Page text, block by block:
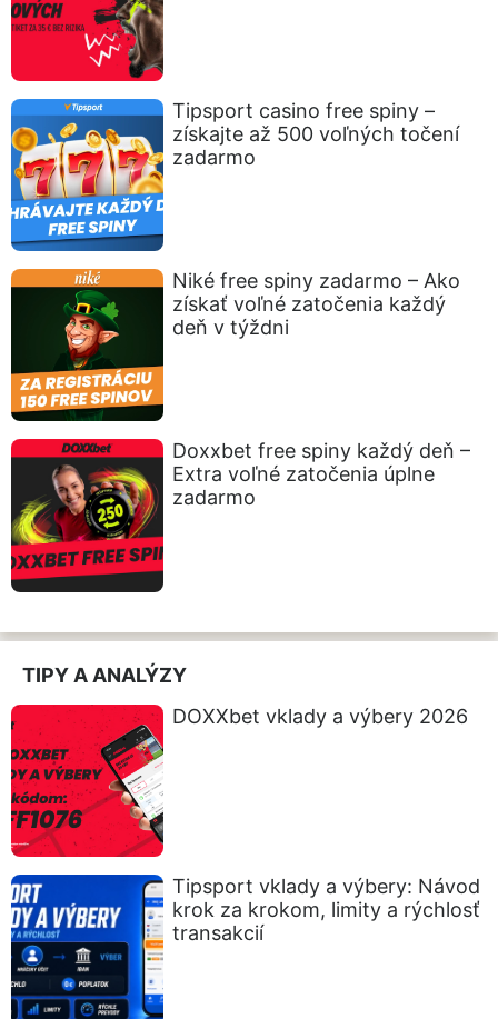
Tipsport casino free spiny –
získajte až 500 voľných točení
zadarmo
Niké free spiny zadarmo – Ako
získať voľné zatočenia každý
deň v týždni
Doxxbet free spiny každý deň –
Extra voľné zatočenia úplne
zadarmo
TIPY A ANALÝZY
DOXXbet vklady a výbery 2026
Tipsport vklady a výbery: Návod
krok za krokom, limity a rýchlosť
transakcií